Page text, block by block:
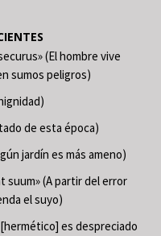
(El hombre vive
sumos peligros)
de esta época)
jardín es más ameno)
suum» (A partir del error
el suyo)
es despreciado